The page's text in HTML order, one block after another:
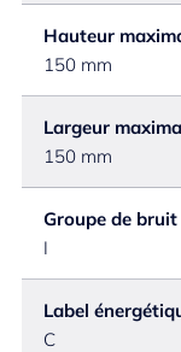
Hauteur
150 mm
Largeur
150 mm
Groupe de
I
Label
C